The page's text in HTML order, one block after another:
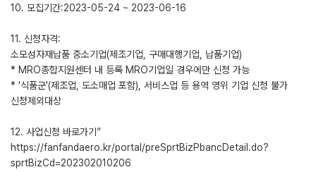
10. 모집기간:2023-05-24 ~ 2023-06-16
11. 신청자격:
소모성자재납품 중소기업(제조기업, 구매대행기업, 납품기업)
* MRO종합지원센터 내 등록 MRO기업일 경우에만 신청 가능
* '식품군'(제조업, 도소매업 포함), 서비스업 등 용역 영위 기업 신청 불가
신청제외대상
12. 사업신청 바로가기”
https://fanfandaero.kr/portal/preSprtBizPbancDetail.do?
sprtBizCd=202302010206